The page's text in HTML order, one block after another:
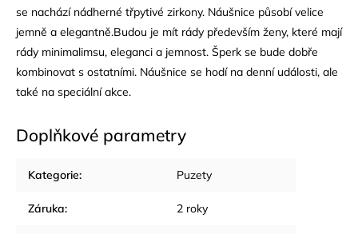
se nachází nádherné třpytivé zirkony. Náušnice působí velice
jemně a elegantně.Budou je mít rády především ženy, které mají
rády minimalimsu, eleganci a jemnost. Šperk se bude dobře
kombinovat s ostatními. Náušnice se hodí na denní události, ale
také na speciální akce.
Doplňkové parametry
Kategorie: Puzety
Záruka: 2 roky